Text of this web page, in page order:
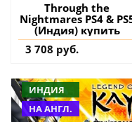
Through the
Nightmares PS4 &
(Индия) купить
3 708 руб.
ИНДИЯ
НА АНГЛ.